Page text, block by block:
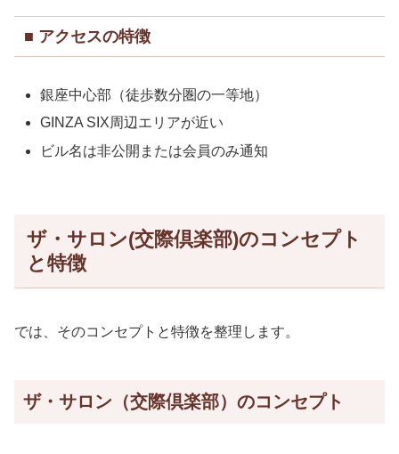
■ アクセスの特徴
銀座中心部（徒歩数分圏の一等地）
GINZA SIX周辺エリアが近い
ビル名は非公開または会員のみ通知
ザ・サロン(交際倶楽部)のコンセプト
と特徴
では、そのコンセプトと特徴を整理します。
ザ・サロン（交際倶楽部）のコンセプト